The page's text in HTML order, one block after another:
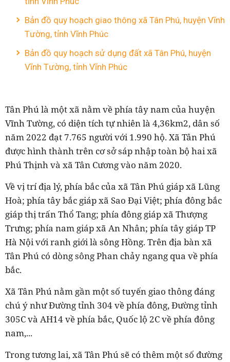
Bản đồ quy hoạch giao thông xã Tân Phú, huyện Vĩnh
Tường, tỉnh Vĩnh Phúc
Bản đồ quy hoạch sử dụng đất xã Tân Phú, huyện
Vĩnh Tường, tỉnh Vĩnh Phúc
Tân Phú là một xã nằm về phía tây nam của huyện
Vĩnh Tường, có diện tích tự nhiên là 4,36km2, dân số
năm 2022 đạt 7.765 người với 1.990 hộ. Xã Tân Phú
được hình thành trên cơ sở sáp nhập toàn bộ hai xã
Phú Thịnh và xã Tân Cương vào năm 2020.
Về vị trí địa lý, phía bắc của xã Tân Phú giáp xã Lũng
Hoà; phía tây bắc giáp xã Sao Đại Việt; phía đông bắc
giáp thị trấn Thổ Tang; phía đông giáp xã Thượng
Trưng; phía nam giáp xã An Nhân; phía tây giáp TP
Hà Nội với ranh giới là sông Hồng. Trên địa bàn xã
Tân Phú có dòng sông Phan chảy ngang qua về phía
bắc.
Xã Tân Phú nằm gần một số tuyến giao thông đáng
chú ý như Đường tỉnh 304 về phía đông, Đường tỉnh
305C và AH14 về phía bắc, Quốc lộ 2C về phía đông
nam,...
Trong tương lai, xã Tân Phú sẽ có thêm một số đường